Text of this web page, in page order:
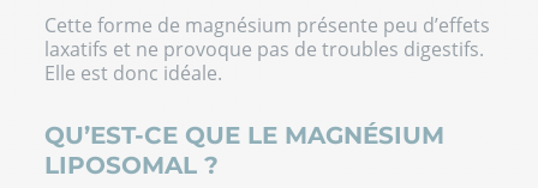
Cette forme de magnésium présente peu d’effets
laxatifs et ne provoque pas de troubles digestifs.
Elle est donc idéale.
QU’EST-CE QUE LE MAGNÉSIUM
LIPOSOMAL ?